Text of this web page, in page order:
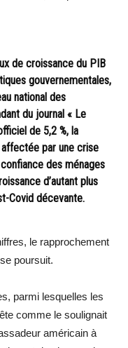
de croissance du PIB
gouvernementales,
national des
du journal « Le
de 5,2 %, la
affectée par une crise
des ménages
d’autant plus
Covid décevante.
le rapprochement
poursuit.
parmi lesquelles les
comme le soulignait
américain à